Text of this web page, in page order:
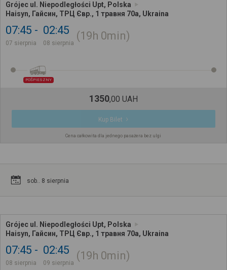
Grójec ul. Niepodległości Upt, Polska
Haisyn, Гайсин, ТРЦ Євр., 1 травня 70а, Ukraina
07:45
07 sierpnia
02:45
08 sierpnia
19h 0min
POŚPIESZNY
1350,00 UAH
Kup Bilet
Cena całkowita dla jednego pasażera bez ulgi
sob.. 8 sierpnia
Grójec ul. Niepodległości Upt, Polska
Haisyn, Гайсин, ТРЦ Євр., 1 травня 70а, Ukraina
07:45
08 sierpnia
02:45
09 sierpnia
19h 0min